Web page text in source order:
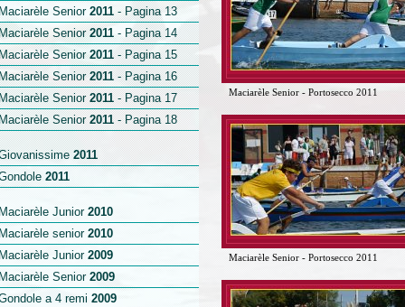
Maciarèle Senior - Portosecco 2011
Maciarèle Senior - Portosecco 2011
Senior 2011 - Pagina 13
Senior2011 - Pagina 14
Senior2011- Pagina 15
Senior2011- Pagina 16
Senior2011- Pagina 17
Senior2011- Pagina 18
2011
2011
Junior 2010
senior 2010
Junior 2009
Senior 2009
a 4 remi 2009